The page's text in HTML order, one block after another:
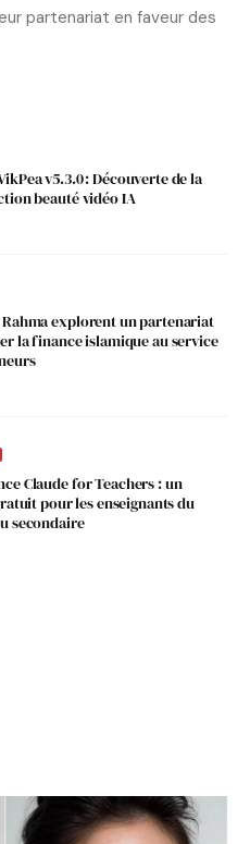
partenariat en faveur des
v5.3.0 : Découverte de la
beauté vidéo IA
Rahma explorent un partenariat
la finance islamique au service
Claude for Teachers : un
pour les enseignants du
secondaire